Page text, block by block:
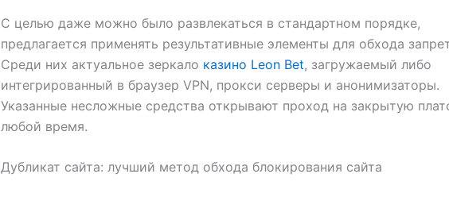
С целью даже можно было развлекаться в стандартном порядке,
предлагается применять результативные элементы для обхода
Среди них актуальное зеркало казино Leon Bet, загружаемый либо
интегрированный в браузер VPN, прокси серверы и анонимизаторы.
Указанные несложные средства открывают проход на закрытую
любой время.
Дубликат сайта: лучший метод обхода блокирования сайта